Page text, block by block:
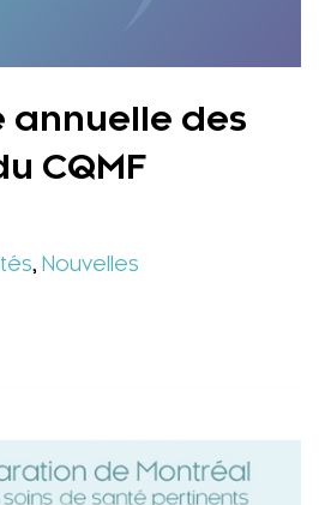
annuelle des
CQMF
, Nouvelles